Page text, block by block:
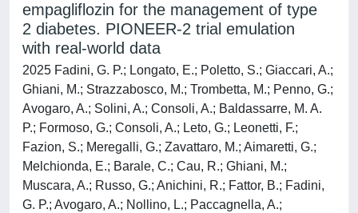
empagliflozin for the management of type
2 diabetes. PIONEER-2 trial emulation
with real-world data
2025 Fadini, G. P.; Longato, E.; Poletto, S.; Giaccari, A.;
Ghiani, M.; Strazzabosco, M.; Trombetta, M.; Penno, G.;
Avogaro, A.; Solini, A.; Consoli, A.; Baldassarre, M. A.
P.; Formoso, G.; Consoli, A.; Leto, G.; Leonetti, F.;
Fazion, S.; Meregalli, G.; Zavattaro, M.; Aimaretti, G.;
Melchionda, E.; Barale, C.; Cau, R.; Ghiani, M.;
Muscara, A.; Russo, G.; Anichini, R.; Fattor, B.; Fadini,
G. P.; Avogaro, A.; Nollino, L.; Paccagnella, A.;